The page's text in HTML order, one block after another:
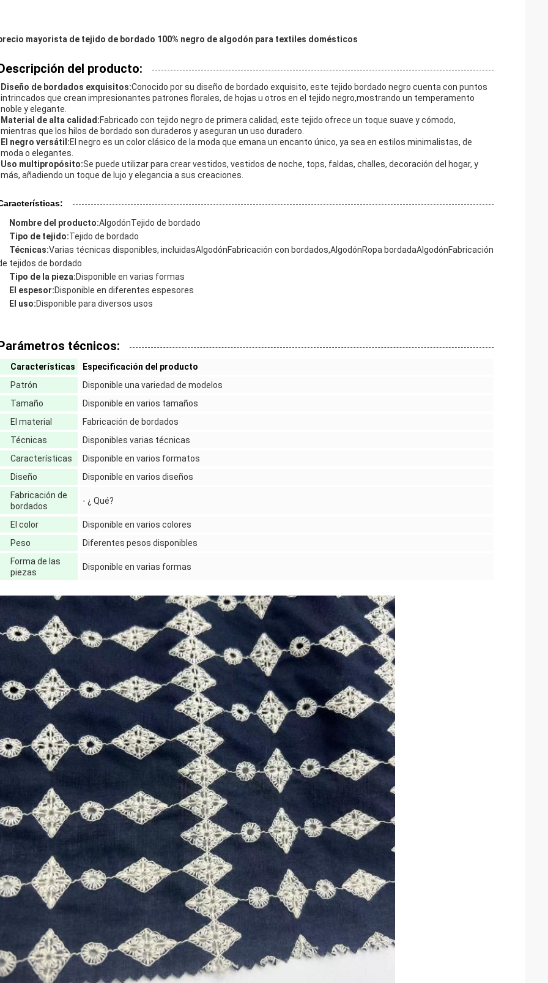
PRESENTACIÓN
mayorista de tejido de bordado 100% negro de algodón para textiles domésticos
del producto:
Diseño de bordados exquisitos:Conocido por su diseño de bordado exquisito, este tejido bordado negro cuenta con puntos
intrincados que crean impresionantes patrones florales, de hojas u otros en el tejido negro,mostrando un temperamento
noble y elegante.
Material de alta calidad:Fabricado con tejido negro de primera calidad, este tejido ofrece un toque suave y cómodo,
mientras que los hilos de bordado son duraderos y aseguran un uso duradero.
El negro versátil:El negro es un color clásico de la moda que emana un encanto único, ya sea en estilos minimalistas, de
moda o elegantes.
Uso multipropósito:Se puede utilizar para crear vestidos, vestidos de noche, tops, faldas, challes, decoración del hogar, y
más, añadiendo un toque de lujo y elegancia a sus creaciones.
Nombre del producto:AlgodónTejido de bordado
Tipo de tejido:Tejido de bordado
Técnicas:Varias técnicas disponibles, incluidasAlgodónFabricación con bordados,AlgodónRopa bordadaAlgodónFabricación
tejidos de bordado
Tipo de la pieza:Disponible en varias formas
El espesor:Disponible en diferentes espesores
El uso:Disponible para diversos usos
técnicos:
Características
Especificación del producto
Patrón
Disponible una variedad de modelos
Tamaño
Disponible en varios tamaños
El material
Fabricación de bordados
Técnicas
Disponibles varias técnicas
Características
Disponible en varios formatos
Diseño
Disponible en varios diseños
Fabricación de
bordados
- ¿ Qué?
El color
Disponible en varios colores
Peso
Diferentes pesos disponibles
Forma de las
piezas
Disponible en varias formas